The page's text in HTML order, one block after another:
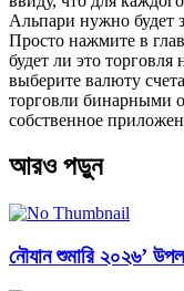
Альпари нужно будет
Просто нажмите в
будет ли это
выберите валюту
торговли бинарными
собственное
আরও পড়ুন
নৌযান শুমারি ২০২৬’